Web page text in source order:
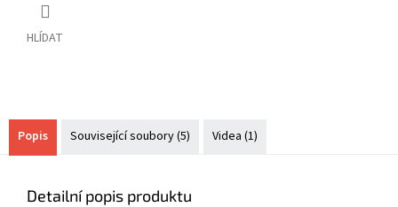
HLÍDAT
Popis Související soubory (5) Videa (1)
Detailní popis produktu